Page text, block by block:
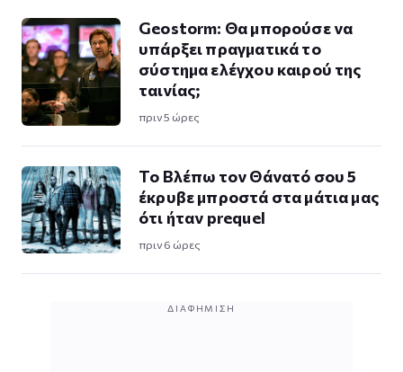
Geostorm: Θα μπορούσε να
υπάρξει πραγματικά το
σύστημα ελέγχου καιρού της
ταινίας;
πριν 5 ώρες
Το Βλέπω τον Θάνατό σου 5
έκρυβε μπροστά στα μάτια μας
ότι ήταν prequel
πριν 6 ώρες
ΔΙΑΦΉΜΙΣΗ